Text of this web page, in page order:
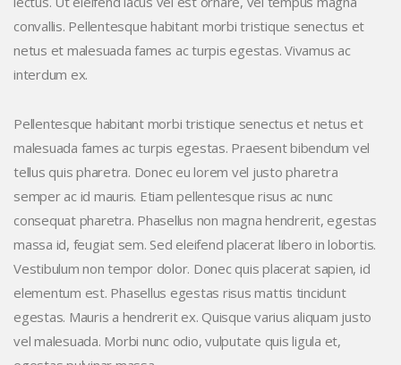
convallis. Pellentesque habitant morbi tristique senectus et
netus et malesuada fames ac turpis egestas. Vivamus ac
interdum ex.
Pellentesque habitant morbi tristique senectus et netus et
malesuada fames ac turpis egestas. Praesent bibendum vel
tellus quis pharetra. Donec eu lorem vel justo pharetra
semper ac id mauris. Etiam pellentesque risus ac nunc
consequat pharetra. Phasellus non magna hendrerit, egestas
massa id, feugiat sem. Sed eleifend placerat libero in lobortis.
Vestibulum non tempor dolor. Donec quis placerat sapien, id
elementum est. Phasellus egestas risus mattis tincidunt
egestas. Mauris a hendrerit ex. Quisque varius aliquam justo
vel malesuada. Morbi nunc odio, vulputate quis ligula et,